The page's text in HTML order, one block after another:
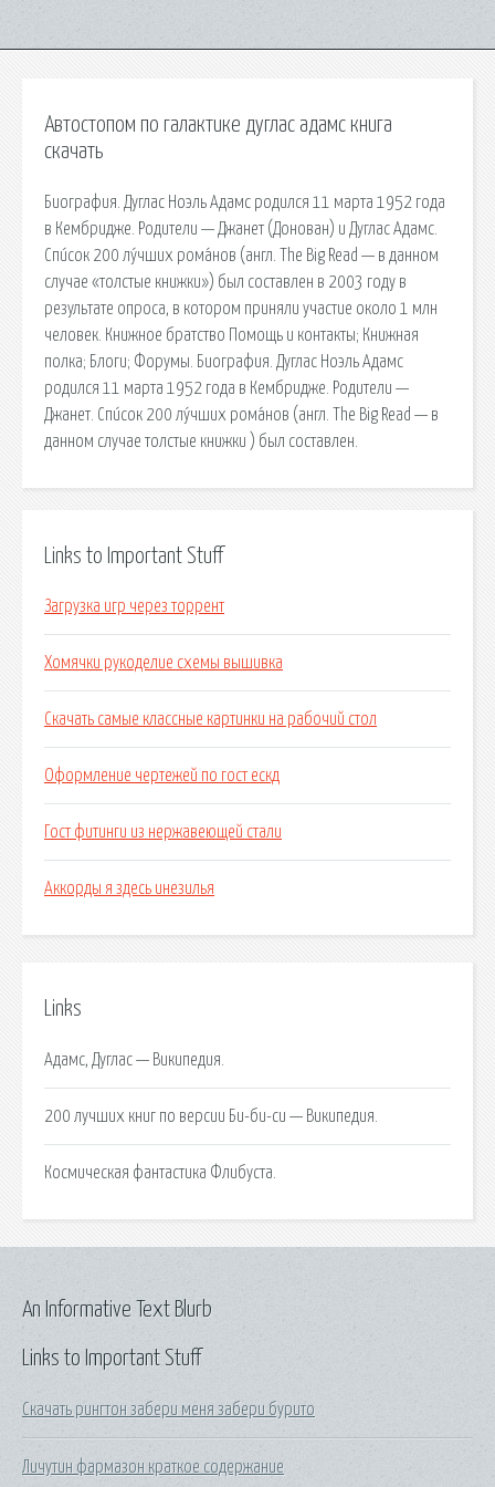
Автостопом по галактике дуглас адамс книга
скачать
Биография. Дуглас Ноэль Адамс родился 11 марта 1952 года
в Кембридже. Родители — Джанет (Донован) и Дуглас Адамс.
Спи́сок 200 лу́чших рома́нов (англ. The Big Read — в данном
случае «толстые книжки») был составлен в 2003 году в
результате опроса, в котором приняли участие около 1 млн
человек. Книжное братство Помощь и контакты; Книжная
полка; Блоги; Форумы. Биография. Дуглас Ноэль Адамс
родился 11 марта 1952 года в Кембридже. Родители —
Джанет. Спи́сок 200 лу́чших рома́нов (англ. The Big Read — в
данном случае толстые книжки ) был составлен.
Links to Important Stuff
Загрузка игр через торрент
Хомячки рукоделие схемы вышивка
Скачать самые классные картинки на рабочий стол
Оформление чертежей по гост ескд
Гост фитинги из нержавеющей стали
Аккорды я здесь инезилья
Links
Адамс, Дуглас — Википедия.
200 лучших книг по версии Би-би-си — Википедия.
Космическая фантастика Флибуста.
Links to Important Stuff
Скачать рингтон забери меня забери бурито
Личутин фармазон краткое содержание
An Informative Text Blurb